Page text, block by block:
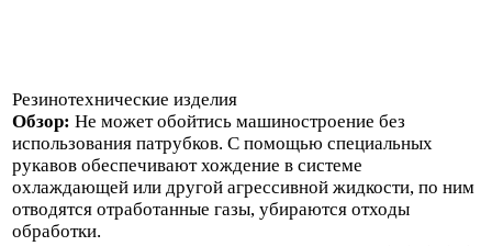
Резинотехнические изделия
Обзор: Не может обойтись машиностроение без
использования патрубков. С помощью специальных
рукавов обеспечивают хождение в системе
охлаждающей или другой агрессивной жидкости, по ним
отводятся отработанные газы, убираются отходы
обработки.